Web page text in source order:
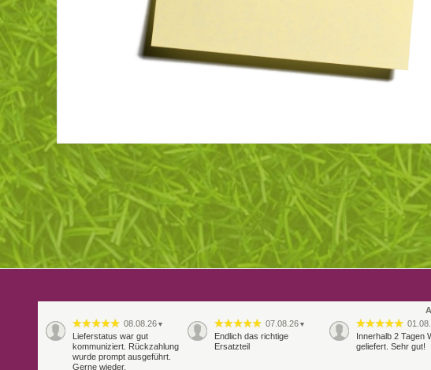
08.08.26 ▼
Lieferstatus war gut
kommuniziert. Rückzahlung
wurde prompt ausgeführt.
Gerne wieder.
07.08.26 ▼
Endlich das richtige
Ersatzteil
Innerhalb 2 Tagen
geliefert. Sehr gut!